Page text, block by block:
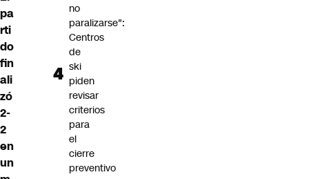
pa
rti
do
fin
ali
zó
2-
2
en
un
no
paralizarse":
Centros
de
ski
piden
revisar
criterios
para
el
cierre
preventivo